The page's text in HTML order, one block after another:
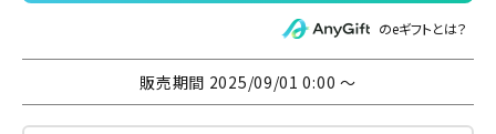
のeギフトとは？
販売期間 2025/09/01 0:00 〜